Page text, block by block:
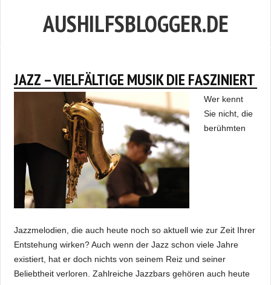
AUSHILFSBLOGGER.DE
JAZZ – VIELFÄLTIGE MUSIK DIE FASZINIERT
Wer kennt
Sie nicht, die
berühmten
Jazzmelodien, die auch heute noch so aktuell wie zur Zeit Ihrer
Entstehung wirken? Auch wenn der Jazz schon viele Jahre
existiert, hat er doch nichts von seinem Reiz und seiner
Beliebtheit verloren. Zahlreiche Jazzbars gehören auch heute